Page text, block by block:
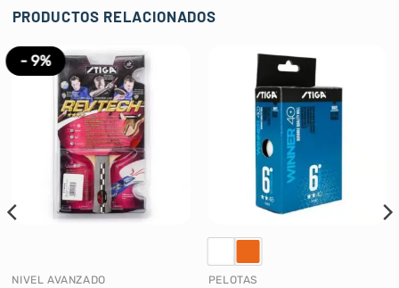
PRODUCTOS RELACIONADOS
- 9%
NIVEL AVANZADO PELOTAS